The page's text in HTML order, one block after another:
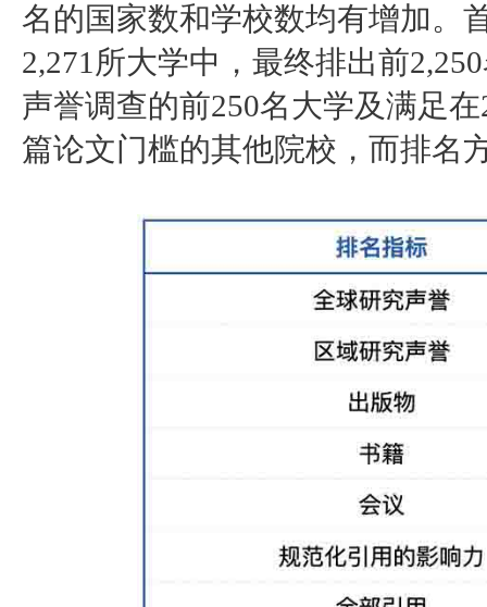
名的国家数和学校数均有增加。
2,271所大学中，最终排出前
声誉调查的前250名大学及满足
篇论文门槛的其他院校，而排名